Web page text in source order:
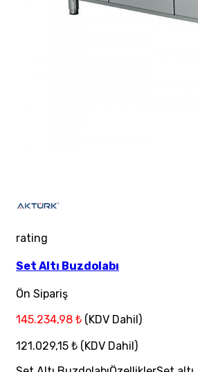
rating
Set Altı Buzdolabı
Ön Sipariş
145.234,98 ₺ (KDV Dahil)
121.029,15 ₺ (KDV Dahil)